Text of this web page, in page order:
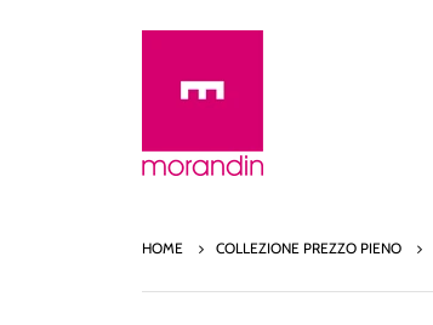
HOME COLLEZIONE PREZZO PIENO